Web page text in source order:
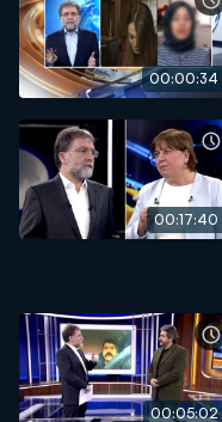
00:00:34
00:17:40
00:05:02